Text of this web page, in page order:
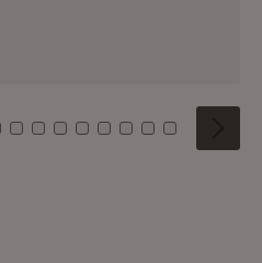
2 3 4 5
Kachel: 6
Zu Kachel: 7
Zu Kachel: 8
Zu Kachel: 9
Zu Kachel: 10
Zu Kachel: 11
Zu Kachel: 12
Zu Kachel:
Zu